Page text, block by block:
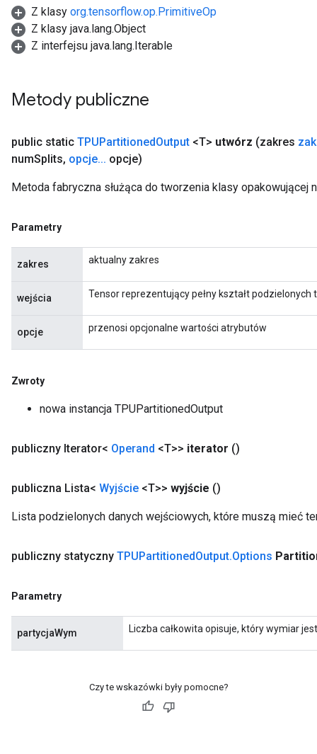
Z klasy org.tensorflow.op.PrimitiveOp
Z klasy java.lang.Object
Z interfejsu java.lang.Iterable
Metody publiczne
public static TPUPartitionedOutput <T> utwórz (zakres
numSplits, opcje... opcje)
Metoda fabryczna służąca do tworzenia klasy opakowującej
Parametry
zakres aktualny zakres
wejścia Tensor reprezentujący pełny kształt podzielonych
opcje przenosi opcjonalne wartości atrybutów
Zwroty
nowa instancja TPUPartitionedOutput
publiczny Iterator< Operand <T>> iterator ()
publiczna Lista< Wyjście <T>> wyjście ()
Lista podzielonych danych wejściowych, które muszą mieć
publiczny statyczny TPUPartitionedOutput.Options
Parametry
partycjaWym Liczba całkowita opisuje, który wymiar
Czy te wskazówki były pomocne?